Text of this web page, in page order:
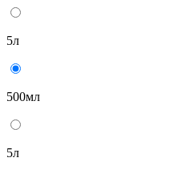
5л
500мл
5л